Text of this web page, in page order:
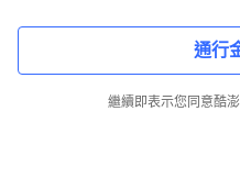
通行
繼續即表示您同意酷